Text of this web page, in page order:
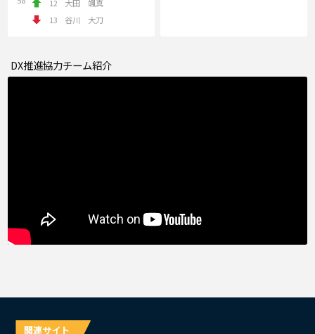
12
大田 颯真
13
谷川 大刀
DX推進協力チーム紹介
関連サイト